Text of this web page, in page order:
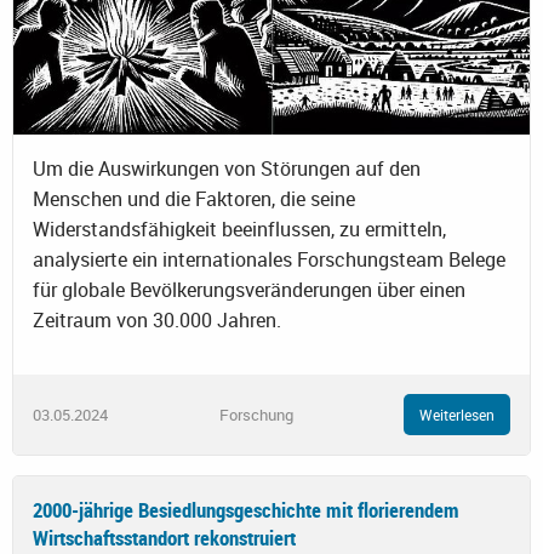
Um die Auswirkungen von Störungen auf den
Menschen und die Faktoren, die seine
Widerstandsfähigkeit beeinflussen, zu ermitteln,
analysierte ein internationales Forschungsteam Belege
für globale Bevölkerungsveränderungen über einen
Zeitraum von 30.000 Jahren.
03.05.2024 Forschung Weiterlesen
2000-jährige Besiedlungsgeschichte mit florierendem
Wirtschaftsstandort rekonstruiert